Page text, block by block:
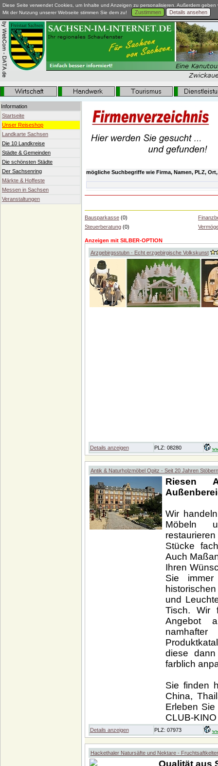
Diese Seite verwendet Cookies, um Inhalte und Anzeigen zu personalisieren. Außerdem
Mit der Nutzung unserer Webseite stimmen Sie dem zu!
Zustimmen Details ansehen
Information
Startseite
Unser Reiseshop
Landkarte Sachsen
Die 10 Landkreise
Städte & Gemeinden
Die schönsten Städte
Der Sachsenring
Märkte & Hoffeste
Messen in Sachsen
Veranstaltungen
mögliche Suchbegriffe wie Firma, Namen, PLZ,
Bausparkasse (0)
Steuerberatung (0)
Anzeigen mit SILBER-OPTION
Arzgebirgsstubn - Echt erzgebirgische Volkskunst
Details anzeigen PLZ: 08280
Antik & Naturholzmöbel Opitz - Seit 20 Jahren
Riesen
Wir
Möbeln
Stücke
Auch
Ihren
Sie
und
Tisch. Wir
Angebot
diese
farblich
Sie finden
China,
Erleben
CLUB-
Details anzeigen PLZ: 07973
Hackethaler Natursäfte und Nektare -
Qualität aus